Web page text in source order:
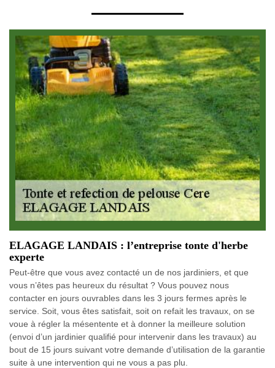
ELAGAGE LANDAIS : l’entreprise tonte d'herbe
experte
Peut-être que vous avez contacté un de nos jardiniers, et que
vous n’êtes pas heureux du résultat ? Vous pouvez nous
contacter en jours ouvrables dans les 3 jours fermes après le
service. Soit, vous êtes satisfait, soit on refait les travaux, on se
voue à régler la mésentente et à donner la meilleure solution
(envoi d’un jardinier qualifié pour intervenir dans les travaux) au
bout de 15 jours suivant votre demande d’utilisation de la garantie
suite à une intervention qui ne vous a pas plu.